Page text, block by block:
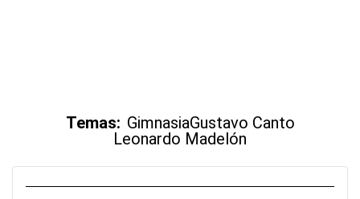
Temas: GimnasiaGustavo Canto
Leonardo Madelón